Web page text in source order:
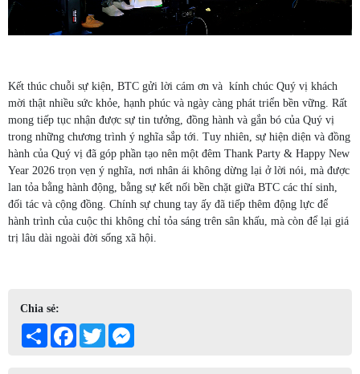
Kết thúc chuỗi sự kiện, BTC gửi lời cám ơn và kính chúc Quý vị khách
mời thật nhiều sức khỏe, hạnh phúc và ngày càng phát triển bền vững. Rất
mong tiếp tục nhận được sự tin tưởng, đồng hành và gắn bó của Quý vị
trong những chương trình ý nghĩa sắp tới. Tuy nhiên, sự hiện diện và đồng
hành của Quý vị đã góp phần tạo nên một đêm Thank Party & Happy New
Year 2026 trọn vẹn ý nghĩa, nơi nhân ái không dừng lại ở lời nói, mà được
lan tỏa bằng hành động, bằng sự kết nối bền chặt giữa BTC các thí sinh,
đối tác và cộng đồng. Chính sự chung tay ấy đã tiếp thêm động lực để
hành trình của cuộc thi không chỉ tỏa sáng trên sân khấu, mà còn để lại giá
trị lâu dài ngoài đời sống xã hội.
Chia sẻ:
Share FacebookTwitter